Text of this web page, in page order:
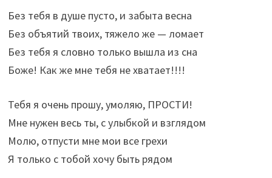
Без тебя в душе пусто, и забыта весна
Без объятий твоих, тяжело же — ломает
Без тебя я словно только вышла из сна
Боже! Как же мне тебя не хватает!!!!
Тебя я очень прошу, умоляю, ПРОСТИ!
Мне нужен весь ты, с улыбкой и взглядом
Молю, отпусти мне мои все грехи
Я только с тобой хочу быть рядом